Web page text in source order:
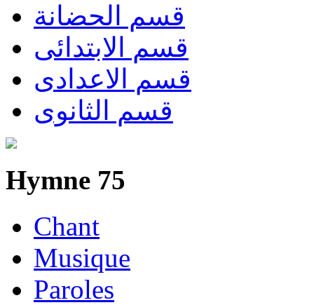
قسم الحضانة
قسم الابتدائى
قسم الاعدادى
قسم الثانوى
Hymne 75
Chant
Musique
Paroles